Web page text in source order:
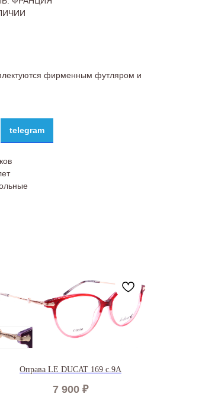
фирменным футляром и
telegram
Оправа LE DUCAT 169 c.9A
7 900 ₽